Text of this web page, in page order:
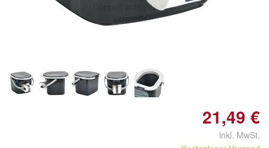
Doppelt antippen zum
vergrößern
21,49 €
inkl. MwSt.